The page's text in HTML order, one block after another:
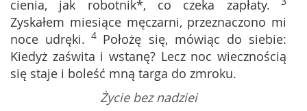
cienia, jak robotnik*, co czeka zapłaty.
Zyskałem miesiące męczarni, przeznaczono mi
noce udręki. 4 Położę się, mówiąc do siebie:
Kiedyż zaświta i wstanę? Lecz noc wiecznością
się staje i boleść mną targa do zmroku.
Życie bez nadziei